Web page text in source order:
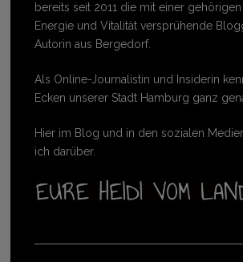
bereits seit 2011 die mit einer
Energie und Vitalität versprühende
Autorin aus Bergedorf.
Als Online-Journalistin und Insiderin
Ecken unserer Stadt Hamburg ganz
Hier im Blog und in den sozialen
ich darüber.